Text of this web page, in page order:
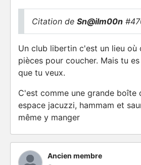
Citation de Sn@ilm00n
Un club libertin c'est un lieu où
pièces pour coucher. Mais tu
que tu veux.
C'est comme une grande boîte
espace jacuzzi, hammam et
même y manger
Ancien membre